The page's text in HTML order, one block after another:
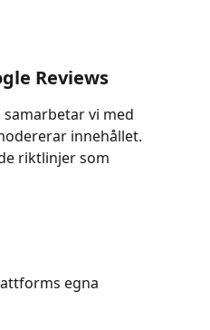
Reviews
vi med
innehållet.
riktlinjer som
egna